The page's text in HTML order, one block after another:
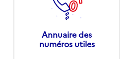
Annuaire des
numéros utiles